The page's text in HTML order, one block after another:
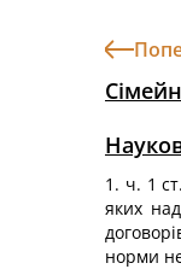
1. ч. 1 ст.
яких
норми